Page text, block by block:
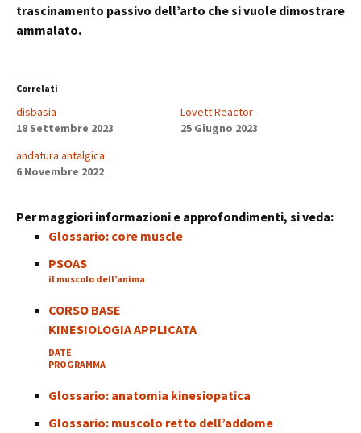
trascinamento passivo dell’arto che si vuole dimostrare
ammalato.
Correlati
disbasia
18 Settembre 2023
Lovett Reactor
25 Giugno 2023
andatura antalgica
6 Novembre 2022
Per maggiori informazioni e approfondimenti, si veda:
Glossario: core muscle
PSOAS
il muscolo dell’anima
CORSO BASE
KINESIOLOGIA APPLICATA
DATE
PROGRAMMA
Glossario: anatomia kinesiopatica
Glossario: muscolo retto dell’addome